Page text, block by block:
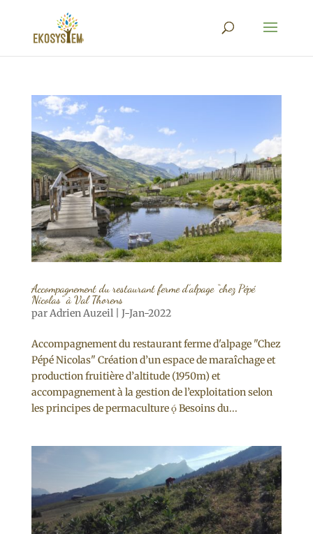
Accompagnement du restaurant ferme d’alpage “chez Pépé
Nicolas” à Val Thorens
parAdrien Auzeil| J-Jan-2022
Accompagnement du restaurant ferme d'alpage "Chez
Pépé Nicolas" Création d’un espace de maraîchage et
production fruitière d’altitude (1950m) et
accompagnement à la gestion de l’exploitation selon
les principes de permaculture  Besoins du...